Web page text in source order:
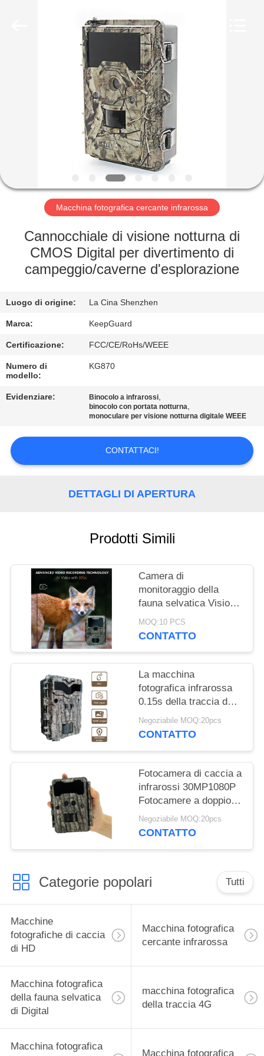
PRODOTTI
SU
DI
VISITA
ALLA
CONTROLLO
DELLA
QUALITÀ
CONTATTACI
NOTIZIE
DEL
SITO
POLITICA
SULLA
PRIVACY
Macchina fotografica cercante infrarossa
Cannocchiale di visione notturna di
CMOS Digital per divertimento di
campeggio/caverne d'esplorazione
Luogo di origine: La Cina Shenzhen
Marca: KeepGuard
Certificazione: FCC/CE/RoHs/WEEE
Numero di
modello:
KG870
Evidenziare: Binocolo a infrarossi,
binocolo con portata notturna,
monoculare per visione notturna digitale WEEE
CONTATTACI!
DETTAGLI DI APERTURA
Prodotti Simili
Camera di
monitoraggio della
fauna selvatica Visione
notturna 0.1s Velocità
di cattura 32MP 4K
Camera di
osservazione degli
animali
MOQ:10 PCS
CONTATTO
La macchina
fotografica infrarossa
0.15s della traccia dei
sensori doppi avvia
KW698A 4K che cerca
Negoziabile MOQ:20pcs
CONTATTO
Fotocamera di caccia a
infrarossi 30MP1080P
Fotocamere a doppio
obiettivo per giochi
all'aria aperta Trap
Negoziabile MOQ:20pcs
CONTATTO
Categorie popolari Tutti
Macchine
fotografiche di caccia
di HD
Macchina fotografica
cercante infrarossa
Macchina fotografica
della fauna selvatica
di Digital
macchina fotografica
della traccia 4G
Macchina fotografica
Macchina fotografica